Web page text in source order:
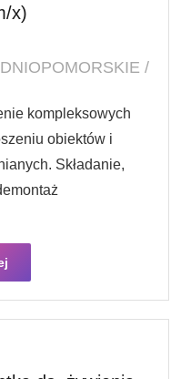
x)
/
kompleksowych
obiektów i
Składanie,